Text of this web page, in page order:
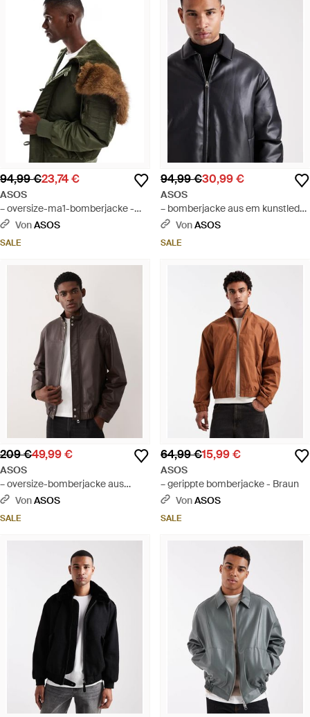
94,99 €23,74 €
ASOS
– oversize-ma1-bomberjacke -
GrünVonASOS
SALE
94,99 €30,99 €
ASOS
– bomberjacke aus em kunstleder
- Schwarz
VonASOS
SALE
209 €49,99 €
ASOS
– oversize-bomberjacke aus
echtem leder - Braun
VonASOS
SALE
64,99 €15,99 €
ASOS
– gerippte bomberjacke - Braun
VonASOS
SALE